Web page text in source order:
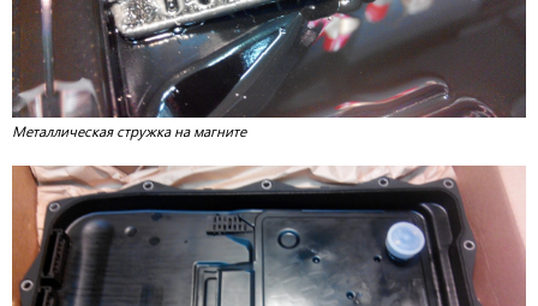
Металлическая стружка на магните